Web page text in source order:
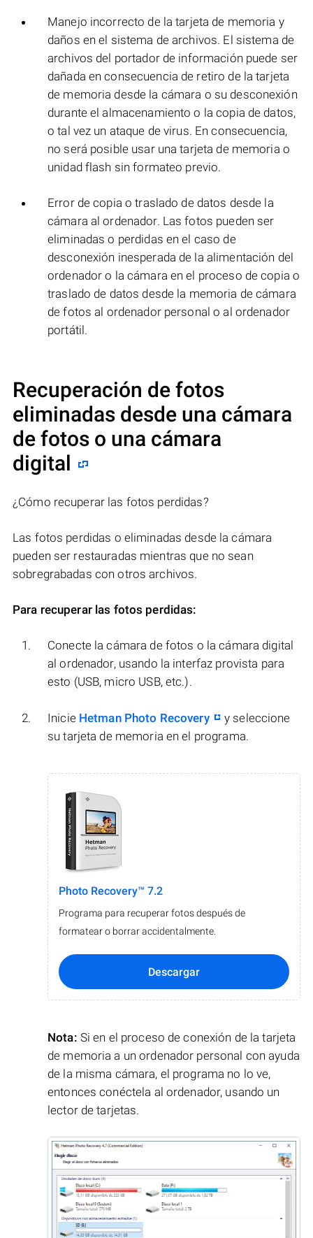
Manejo incorrecto de la tarjeta de memoria y
daños en el sistema de archivos. El sistema de
archivos del portador de información puede ser
dañada en consecuencia de retiro de la tarjeta
de memoria desde la cámara o su desconexión
durante el almacenamiento o la copia de datos,
o tal vez un ataque de virus. En consecuencia,
no será posible usar una tarjeta de memoria o
unidad flash sin formateo previo.
Error de copia o traslado de datos desde la
cámara al ordenador. Las fotos pueden ser
eliminadas o perdidas en el caso de
desconexión inesperada de la alimentación del
ordenador o la cámara en el proceso de copia o
traslado de datos desde la memoria de cámara
de fotos al ordenador personal o al ordenador
portátil.
Recuperación de fotos
eliminadas desde una cámara
de fotos o una cámara
digital
¿Cómo recuperar las fotos perdidas?
Las fotos perdidas o eliminadas desde la cámara
pueden ser restauradas mientras que no sean
sobregrabadas con otros archivos.
Para recuperar las fotos perdidas:
Conecte la cámara de fotos o la cámara digital
al ordenador, usando la interfaz provista para
esto (USB, micro USB, etc.).
Inicie Hetman Photo Recovery
y seleccione
su tarjeta de memoria en el programa.
Photo Recovery™ 7.2
Programa para recuperar fotos después de
formatear o borrar accidentalmente.
Descargar
Nota: Si en el proceso de conexión de la tarjeta
de memoria a un ordenador personal con ayuda
de la misma cámara, el programa no lo ve,
entonces conéctela al ordenador, usando un
lector de tarjetas.